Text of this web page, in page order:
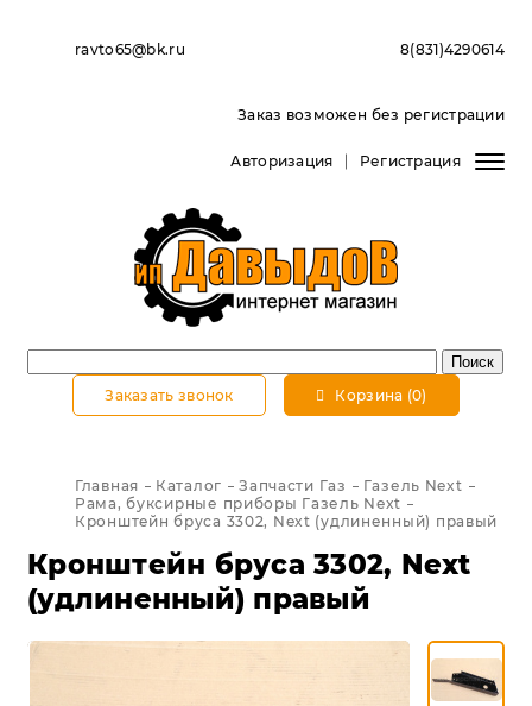
ravto65@bk.ru 8(831)4290614
Заказ возможен без регистрации
Авторизация Регистрация
Заказать звонок Корзина (0)
Главная Каталог Запчасти Газ
Газель Next
Рама, буксирные приборы Газель Next
Кронштeйн бруса 3302, Next (удлиненный) правый
Кронштeйн бруса 3302, Next
(удлиненный) правый